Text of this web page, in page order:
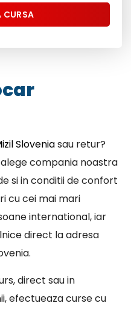
CURSA
Sloveniasau retur?
compania noastra
si in conditii de confort
cu cei mai mari
international, iar
direct la adresa
direct sau in
efectueaza curse cu